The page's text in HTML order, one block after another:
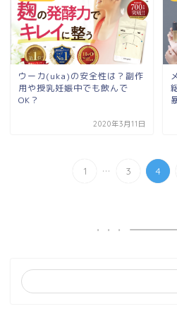
ウーカ(uka)の安全性は？副作
用や授乳妊娠中でも飲んで
OK？
2020年3月11日
1 ... 3 4